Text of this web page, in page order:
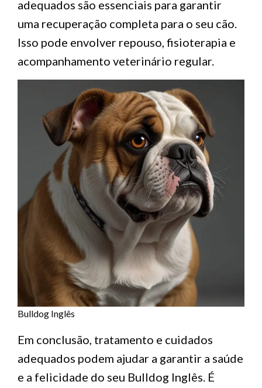
adequados são essenciais para garantir
uma recuperação completa para o seu cão.
Isso pode envolver repouso, fisioterapia e
acompanhamento veterinário regular.
Bulldog Inglês
Em conclusão, tratamento e cuidados
adequados podem ajudar a garantir a saúde
e a felicidade do seu Bulldog Inglês. É